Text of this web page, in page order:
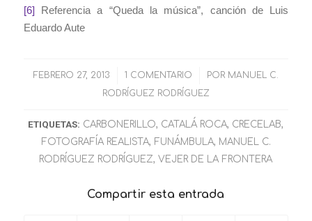
[6] Referencia a “Queda la música”, canción de Luis
Eduardo Aute
FEBRERO 27, 2013
/ 1 COMENTARIO
/ POR MANUEL C.
RODRÍGUEZ RODRÍGUEZ
ETIQUETAS: CARBONERILLO, CATALÁ ROCA, CRECELAB,
FOTOGRAFÍA REALISTA, FUNÁMBULA, MANUEL C.
RODRÍGUEZ RODRÍGUEZ,VEJER DE LA FRONTERA
Compartir esta entrada